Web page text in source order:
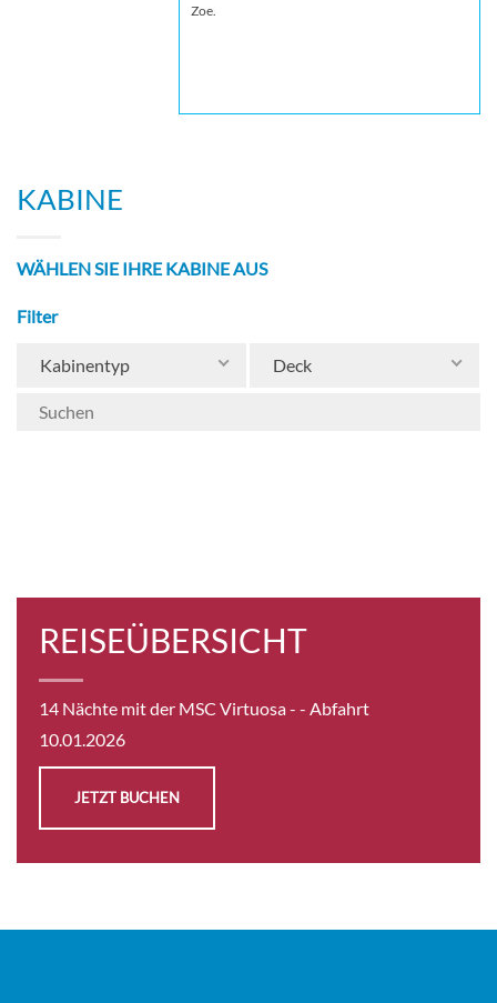
Zoe.
KABINE
WÄHLEN SIE IHRE KABINE AUS
Filter
Kabinentyp Deck
REISEÜBERSICHT
14 Nächte mit der MSC Virtuosa - - Abfahrt
10.01.2026
JETZT BUCHEN